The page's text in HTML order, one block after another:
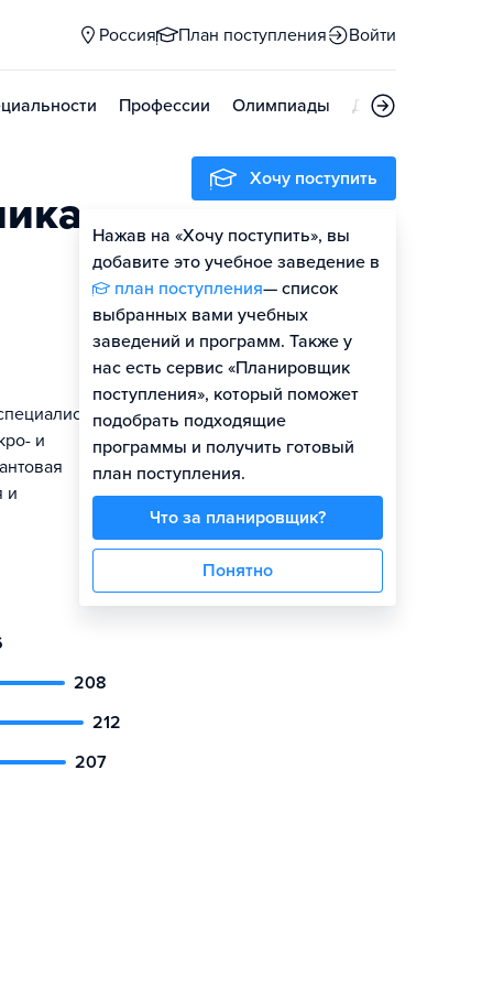
Россия План поступления Войти
Профессии Олимпиады Дни открытых
и
и
208
212
207
Хочу поступить
Нажав на «Хочу поступить», вы
добавите это учебное заведение в
план поступления— список
выбранных вами учебных
заведений и программ. Также у
нас есть сервис «Планировщик
поступления», который поможет
подобрать подходящие
программы и получить готовый
план поступления.
Что за планировщик?
Понятно
Оценить шансы